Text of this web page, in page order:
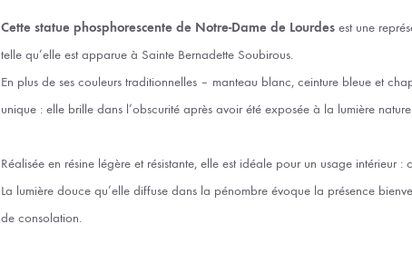
Cette statue phosphorescente de Notre-Dame de Lourdes est une
telle qu’elle est apparue à Sainte Bernadette Soubirous.
En plus de ses couleurs traditionnelles – manteau blanc, ceinture bleue et
unique : elle brille dans l’obscurité après avoir été exposée à la lumière
Réalisée en résine légère et résistante, elle est idéale pour un usage intérieur
La lumière douce qu’elle diffuse dans la pénombre évoque la présence
de consolation.